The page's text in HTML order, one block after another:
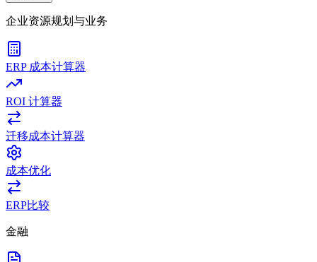
企业资源规划与业务
ERP 成本计算器
ROI 计算器
迁移成本计算器
成本优化
ERP比较
金融